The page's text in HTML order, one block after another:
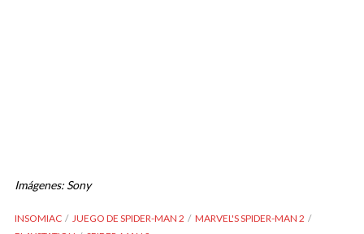
Imágenes: Sony
INSOMIAC JUEGO DE SPIDER-MAN 2
MARVEL'S SPIDER-MAN 2